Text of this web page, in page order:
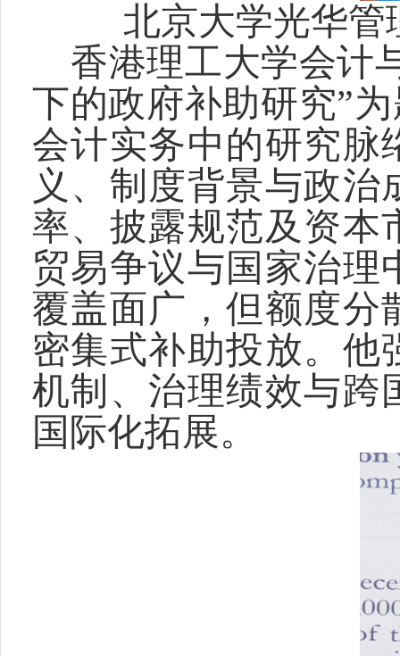
北京大学光华管
香港理工大学会计
下的政府补助研究”
会计实务中的研究脉
义、制度背景与政
率、披露规范及资本
贸易争议与国家治理
覆盖面广，但额度分
密集式补助投放。他
机制、治理绩效与跨
国际化拓展。